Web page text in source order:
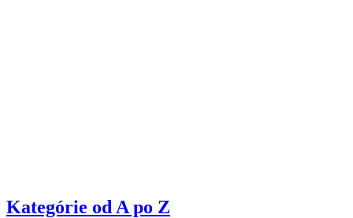
Kategórie od A po Z